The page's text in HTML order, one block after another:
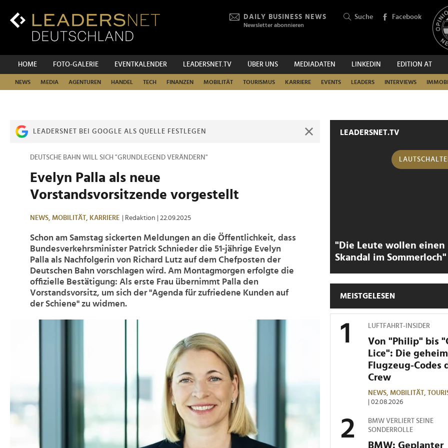
Inhalt
DAILY BUSINESS NEWS
Newsletter abonnieren
Suche Facebook
HOME FOTO-GALERIE EVENTKALENDER LEADERSNET.TV ÜBER UNS MEDIADATEN LINKEDIN EDITION AT
NEWS MEDIA AGENTUREN HANDEL TECH FINANZEN MOBILITÄT TOURISMUS KARRIERE EVENTS LEADERS INTERVIEWS
SUCHEN
LEADERSNET BEI GOOGLE ALS QUELLE FESTLEGEN
DEUTSCHE BAHN WILL SICH "GRUNDLEGEND VERÄNDERN"
Evelyn Palla als neue
Vorstandsvorsitzende vorgestellt
NEWS, MOBILITÄT, KARRIERE | Redaktion | 22.09.2025
Schon am Samstag sickerten Meldungen an die Öffentlichkeit, dass
Bundesverkehrsminister Patrick Schnieder die 51-jährige Evelyn
Palla als Nachfolgerin von Richard Lutz auf dem Chefposten der
Deutschen Bahn vorschlagen wird. Am Montagmorgen erfolgte die
offizielle Bestätigung: Als erste Frau übernimmt Palla den
Vorstandsvorsitz, um sich der "Agenda für zufriedene Kunden auf
der Schiene" zu widmen.
LEADERSNET.TV
"Die Leute wollen einen
Skandal im Sommerloch"
MEISTGELESEN
LUFTFAHRT-INSIDER
Von "Philip" bis
Lice": Die
Flugzeug-Codes
Crew
NEWS, MOBILITÄT,
| 02.08.2026
BMW VERLIERT SEINE
SONDERROLLE
BMW: Geplanter